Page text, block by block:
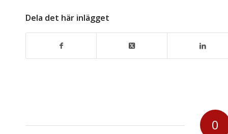
Dela det här inlägget
0